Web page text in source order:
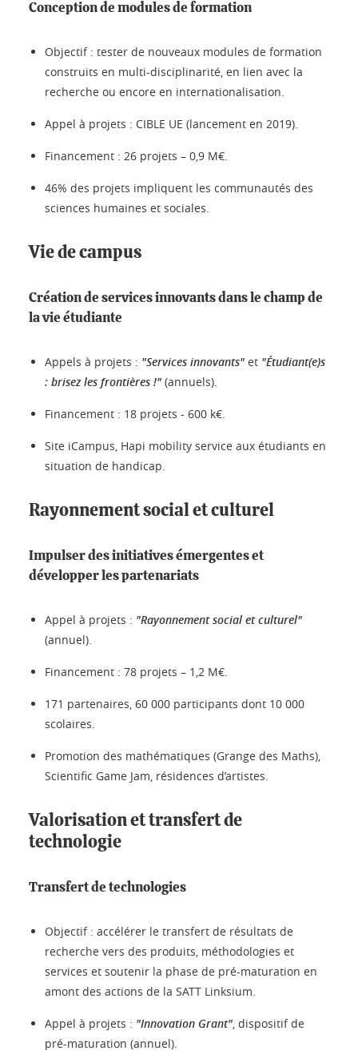
Conception de modules de formation
Objectif : tester de nouveaux modules de formation
construits en multi-disciplinarité, en lien avec la
recherche ou encore en internationalisation.
Appel à projets : CIBLE UE (lancement en 2019).
Financement : 26 projets – 0,9 M€.
46% des projets impliquent les communautés des
sciences humaines et sociales.
Vie de campus
Création de services innovants dans le champ de
la vie étudiante
Appels à projets : "Services innovants" et "Étudiant(e)s
: brisez les frontières !" (annuels).
Financement : 18 projets - 600 k€.
Site iCampus, Hapi mobility service aux étudiants en
situation de handicap.
Rayonnement social et culturel
Impulser des initiatives émergentes et
développer les partenariats
Appel à projets : "Rayonnement social et culturel"
(annuel).
Financement : 78 projets – 1,2 M€.
171 partenaires, 60 000 participants dont 10 000
scolaires.
Promotion des mathématiques (Grange des Maths),
Scientific Game Jam, résidences d’artistes.
Valorisation et transfert de
technologie
Transfert de technologies
Objectif : accélérer le transfert de résultats de
recherche vers des produits, méthodologies et
services et soutenir la phase de pré-maturation en
amont des actions de la SATT Linksium.
Appel à projets : "Innovation Grant", dispositif de
pré-maturation (annuel).